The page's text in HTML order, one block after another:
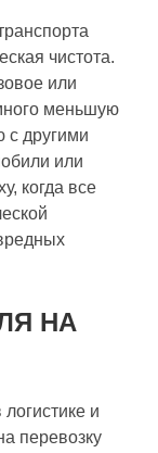
чистота.
или
меньшую
с другими
или
когда все
НА
и
перевозку